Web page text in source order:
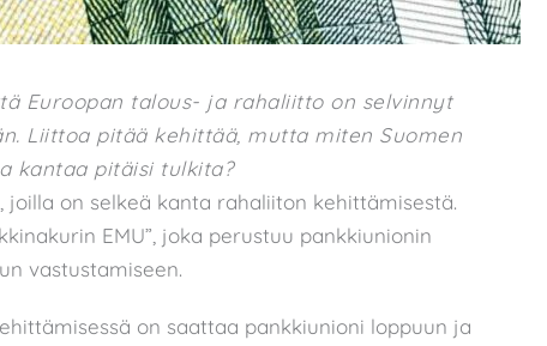
Euroopan talous- ja rahaliitto on selvinnyt
Liittoa pitää kehittää, mutta miten Suomen
kantaa pitäisi tulkita?
on selkeä kanta rahaliiton kehittämisestä.
EMU”, joka perustuu pankkiunionin
vastustamiseen.
on saattaa pankkiunioni loppuun ja